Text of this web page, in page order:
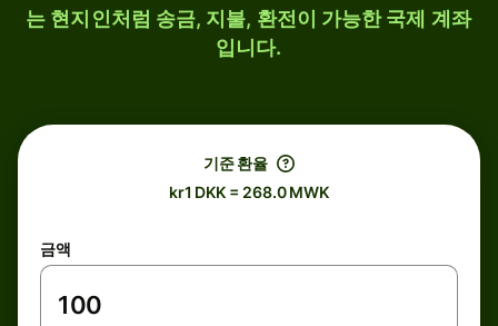
는 현지인처럼 송금, 지불, 환전이 가능한 국제 계좌
입니다.
기준 환율
kr1 DKK = 268.0 MWK
금액